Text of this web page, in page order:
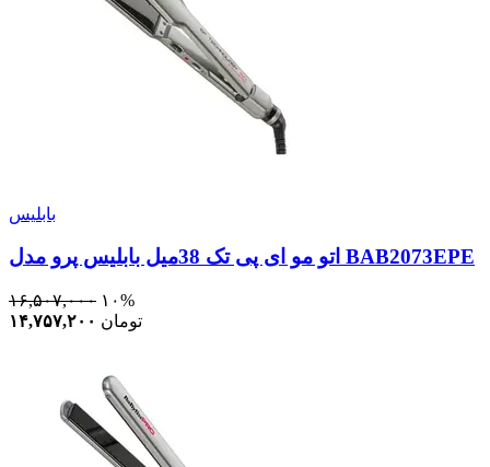
بابلیس
اتو مو ای پی تک 38میل بابلیس پرو مدل BAB2073EPE
۱۶,۵۰۷,۰۰۰ ۱۰%
۱۴,۷۵۷,۲۰۰ تومان